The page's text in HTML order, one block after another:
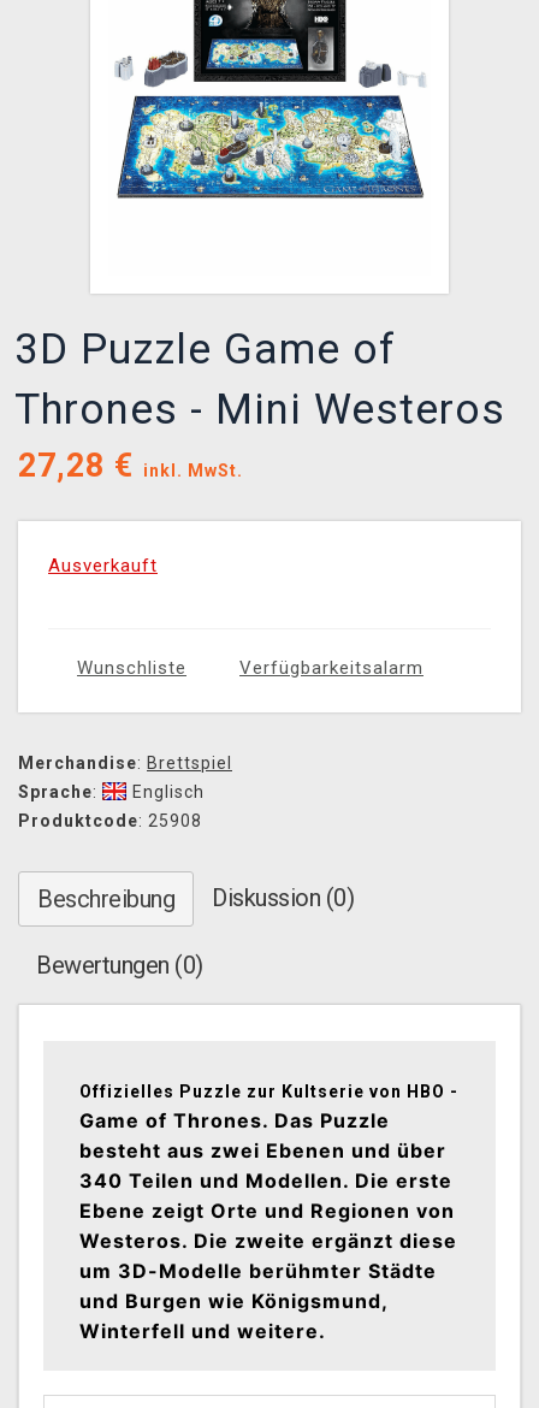
3D Puzzle Game of
Thrones - Mini Westeros
27,28 € inkl. MwSt.
Ausverkauft
Wunschliste Verfügbarkeitsalarm
Merchandise: Brettspiel
Sprache:
Englisch
Produktcode: 25908
Beschreibung Diskussion (0)
Bewertungen (0)
Offizielles Puzzle zur Kultserie von HBO -
Game of Thrones. Das Puzzle
besteht aus zwei Ebenen und über
340 Teilen und Modellen. Die erste
Ebene zeigt Orte und Regionen von
Westeros. Die zweite ergänzt diese
um 3D-Modelle berühmter Städte
und Burgen wie Königsmund,
Winterfell und weitere.